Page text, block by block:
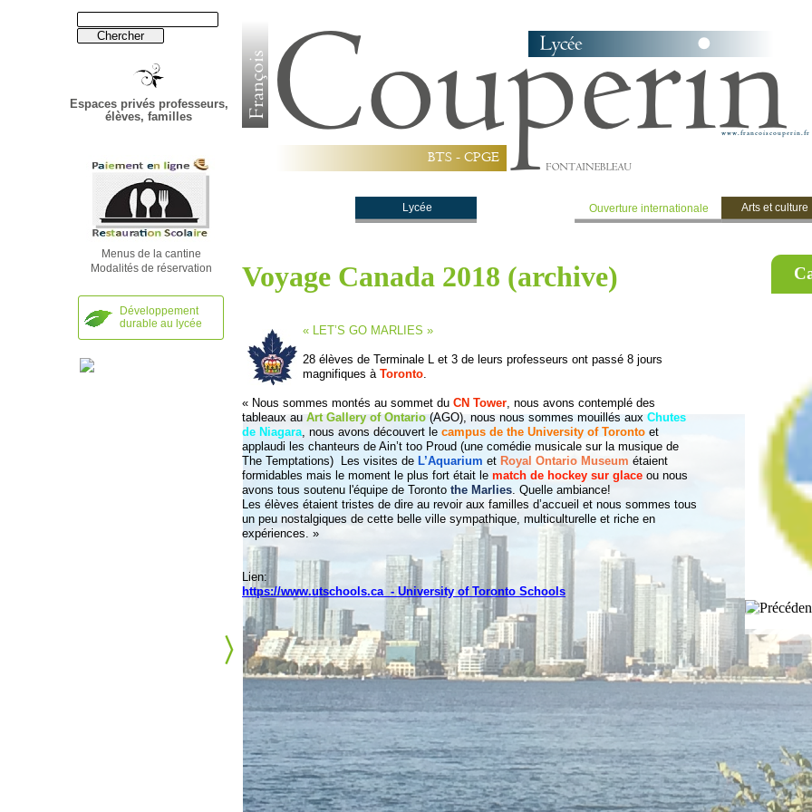
Espaces privés professeurs,
élèves, familles
Menus de la cantine
Modalités de réservation
Développement
durable au lycée
BTS - CPGE
Ouverture internationale Arts et culture
Lycée
Voyage Canada 2018 (archive)
« LET’S GO MARLIES »
28 élèves de Terminale L et 3 de leurs professeurs ont passé 8 jours
magnifiques à Toronto.
« Nous sommes montés au sommet du CN Tower, nous avons contemplé des
tableaux auArt Gallery of Ontario(AGO), nous nous sommes mouillés aux Chutes
de Niagara, nous avons découvert le campus de the University of Toronto et
applaudi les chanteurs de Ain’t too Proud (une comédie musicale sur la musique de
The Temptations) Les visites de L’Aquarium et Royal Ontario Museum étaient
formidables mais le moment le plus fort était le match de hockey sur glace ou nous
avons tous soutenu l'équipe de Toronto the Marlies. Quelle ambiance!
Les élèves étaient tristes de dire au revoir aux familles d’accueil et nous sommes tous
un peu nostalgiques de cette belle ville sympathique, multiculturelle et riche en
expériences. »
Lien:
https://www.utschools.ca -University of Toronto Schools